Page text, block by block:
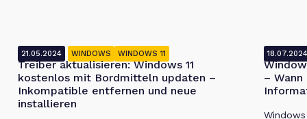
21.05.2024 WINDOWS WINDOWS 11
Treiber aktualisieren: Windows 11
kostenlos mit Bordmitteln updaten –
Inkompatible entfernen und neue
installieren
–